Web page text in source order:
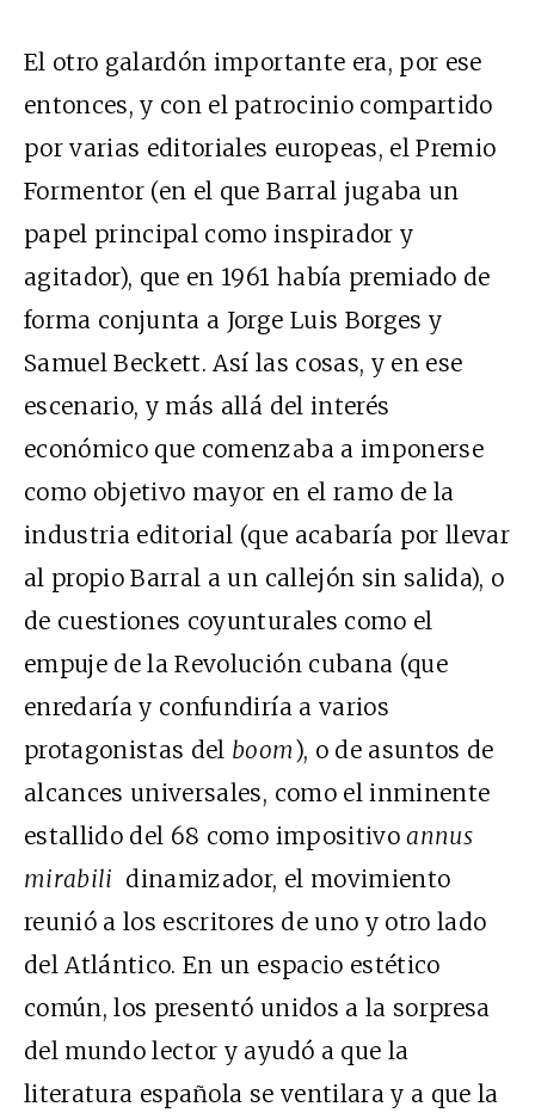
El otro galardón importante era, por ese
entonces, y con el patrocinio compartido
por varias editoriales europeas, el Premio
Formentor (en el que Barral jugaba un
papel principal como inspirador y
agitador), que en 1961 había premiado de
forma conjunta a Jorge Luis Borges y
Samuel Beckett. Así las cosas, y en ese
escenario, y más allá del interés
económico que comenzaba a imponerse
como objetivo mayor en el ramo de la
industria editorial (que acabaría por llevar
al propio Barral a un callejón sin salida), o
de cuestiones coyunturales como el
empuje de la Revolución cubana (que
enredaría y confundiría a varios
protagonistas del boom), o de asuntos de
alcances universales, como el inminente
estallido del 68 como impositivoannus
mirabili dinamizador, el movimiento
reunió a los escritores de uno y otro lado
del Atlántico. En un espacio estético
común, los presentó unidos a la sorpresa
del mundo lector y ayudó a que la
literatura española se ventilara y a que la